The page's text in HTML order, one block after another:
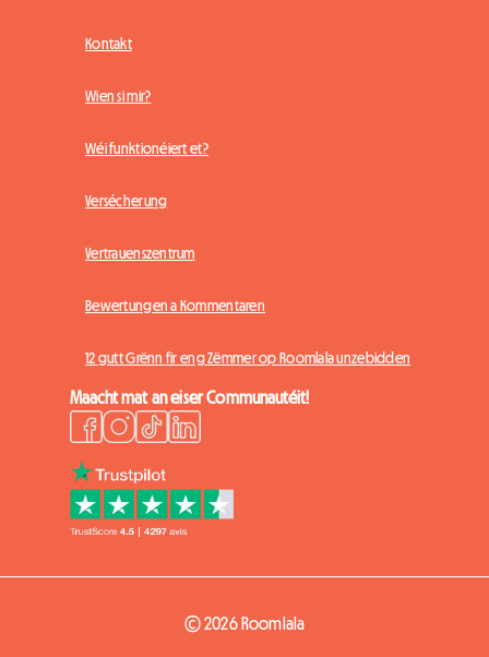
Kontakt
Wien si mir?
Wéi funktionéiert et?
Versécherung
Vertrauenszentrum
Bewertungen a Kommentaren
12 gutt Grënn fir eng Zëmmer op Roomlala unzebidden
Maacht mat an eiser Communautéit!
© 2026 Roomlala